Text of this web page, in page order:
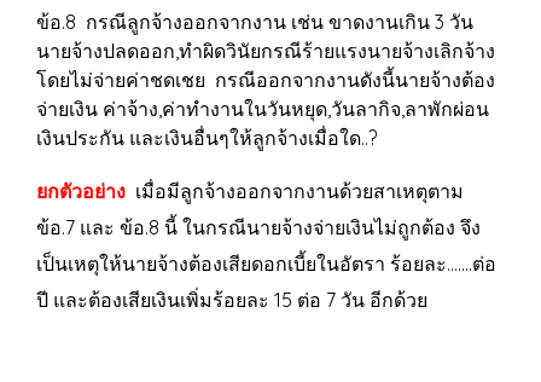
ข้อ.8 กรณีลูกจ้างออกจากงาน เช่น ขาดงานเกิน 3 วัน
นายจ้างปลดออก,ทำผิดวินัยกรณีร้ายแรงนายจ้างเลิกจ้าง
โดยไม่จ่ายค่าชดเชย กรณีออกจากงานดังนี้นายจ้างต้อง
จ่ายเงิน ค่าจ้าง,ค่าทำงานในวันหยุด,วันลากิจ,ลาพักผ่อน
เงินประกัน และเงินอื่นๆให้ลูกจ้างเมื่อใด..?
ยกตัวอย่าง เมื่อมีลูกจ้างออกจากงานด้วยสาเหตุตาม
ข้อ.7 และ ข้อ.8 นี้ ในกรณีนายจ้างจ่ายเงินไม่ถูกต้อง จึง
เป็นเหตุให้นายจ้างต้องเสียดอกเบี้ยในอัตรา ร้อยละ.......ต่อ
ปี และต้องเสียเงินเพิ่มร้อยละ 15 ต่อ 7 วัน อีกด้วย